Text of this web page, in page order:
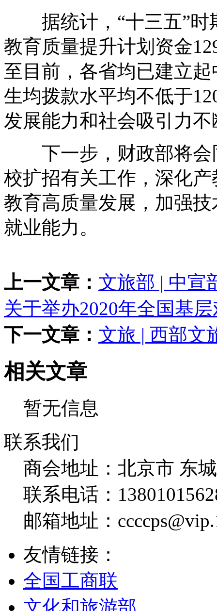
据统计，“十三五”时
教育质量提升计划资金
至目前，各省均已建立
生均拨款水平均不低于
发展能力和社会吸引力
下一步，财政部将会
校扩招有关工作，深化
教育高质量发展，加强
就业能力。
上一文章： 文旅部 | 中宣
关于举办2020年全国基
下一文章： 文旅 | 西部文
相关文章
暂无信息
联系我们
商会地址： 北京市 东
联系电话：
邮箱地址：
友情链接：
全国工商联